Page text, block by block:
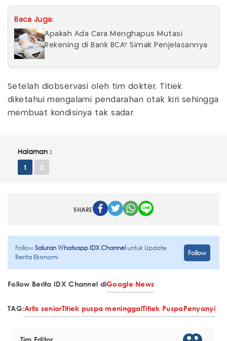
Baca Juga:
Apakah Ada Cara Menghapus Mutasi
Rekening di Bank BCA? Simak Penjelasannya
Setelah diobservasi oleh tim dokter, Titiek
diketahui mengalami pendarahan otak kiri sehingga
membuat kondisinya tak sadar.
Halaman :
1 2
SHARE
FollowSaluran Whatsapp IDX Channeluntuk Update
Berita Ekonomi
Follow
Follow Berita IDX Channel diGoogle News
TAG:Artis seniorTitiek puspa meninggalTitiek PuspaPenyanyi